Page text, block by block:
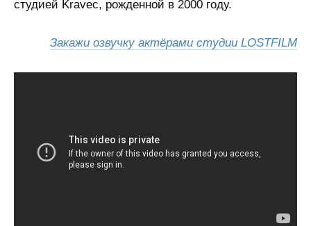
студией Kravec, рожденной в 2000 году.
Закажи озвучку актёрами студии LOSTFILM